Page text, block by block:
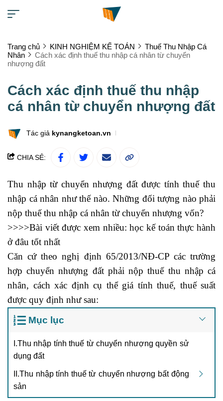
Trang chủ KINH NGHIỆM KẾ TOÁN
Thuế Thu Nhập Cá
Nhân
Cách xác định thuế thu nhập cá nhân từ chuyển
nhượng đất
Cách xác định thuế thu nhập
cá nhân từ chuyển nhượng đất
Tác giả kynangketoan.vn
CHIA SẺ:
Thu nhập từ chuyển nhượng đất được tính thuế thu
nhập cá nhân như thế nào. Những đối tượng nào phải
nộp thuế thu nhập cá nhân từ chuyển nhượng vốn?
>>>>Bài viết được xem nhiều:học kế toán thực hành
ở đâu tốt nhất
Căn cứ theo nghị định 65/2013/NĐ-CP các trường
hợp chuyển nhượng đất phải nộp thuế thu nhập cá
nhân, cách xác định cụ thể giá tính thuế, thuế suất
được quy định như sau:
Mục lục
I.Thu nhập tính thuế từ chuyển nhượng quyền sử
dụng đất
II.Thu nhập tính thuế từ chuyển nhượng bất động
sản